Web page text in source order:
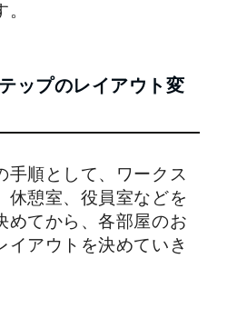
ップのレイアウト変
手順として、ワークス
休憩室、役員室などを
めてから、各部屋のお
イアウトを決めていき